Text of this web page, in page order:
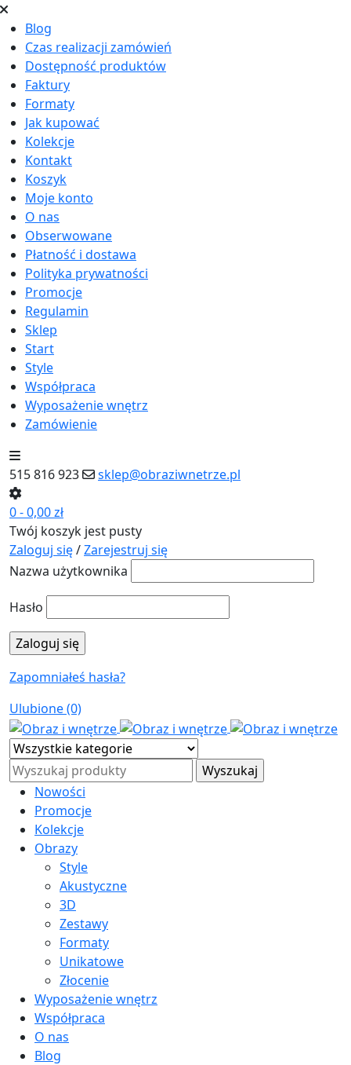
Blog
Czas realizacji zamówień
Dostępność produktów
Faktury
Formaty
Jak kupować
Kolekcje
Kontakt
Koszyk
Moje konto
O nas
Obserwowane
Płatność i dostawa
Polityka prywatności
Promocje
Regulamin
Sklep
Start
Style
Współpraca
Wyposażenie wnętrz
Zamówienie
515 816 923 sklep@obraziwnetrze.pl
0-0,00zł
Twój koszyk jest pusty
Zaloguj się/Zarejestruj się
Nazwa użytkownika
Hasło
Zapomniałeś hasła?
Ulubione (0)
Nowości
Promocje
Kolekcje
Obrazy
Style
Akustyczne
3D
Zestawy
Formaty
Unikatowe
Złocenie
Wyposażenie wnętrz
Współpraca
O nas
Blog